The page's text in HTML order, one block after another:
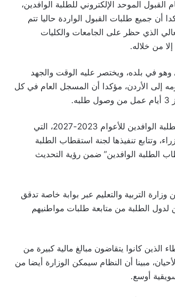
الموحد الإلكتروني للطلبة الوافدين،
لأول مرة اعتبارا من العام الجامعي 2024-2025، مؤكدا أن جميع طلبات القبول الواردة حاليا تتم
الذي حظر على الجامعات والكليات
من خلاله.
وهو في بلده، ويختصر عليه الوقت والجهد
إلى الأردن، مؤكدا أن المسجل العام في كل
وبين أن إطلاق النظام جاء تنفيذا للخطة الاستراتيجية لاستقطاب الطلبة الوافدين للأعوام 2023-2027، التي
وتتابع تنفيذها لجنة استقطاب الطلبة
الطلبة الوافدين” ضمن رؤية التحديث
التربية والتعليم عبر بوابة خاصة تدقق
لدول الطلبة من متابعة طلبات مواطنيهم
كانوا يتقاضون مبالغ مالية كبيرة من
مبينا أن النظام سيمكن الوزارة أيضا من
أوسع.